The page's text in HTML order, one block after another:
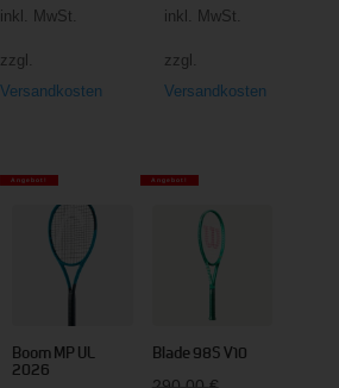
inkl. MwSt.
zzgl.
Versandkosten
inkl. MwSt.
zzgl.
Versandkosten
Angebot!
Boom MP UL
2026
Angebot!
Blade 98S V10